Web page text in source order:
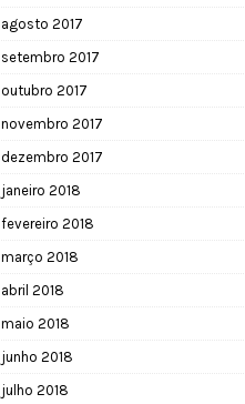
agosto 2017
setembro 2017
outubro 2017
novembro 2017
dezembro 2017
janeiro 2018
fevereiro 2018
março 2018
abril 2018
maio 2018
junho 2018
julho 2018